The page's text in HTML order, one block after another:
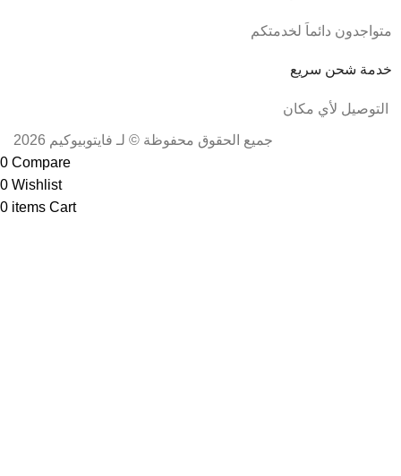
متواجدون دائماَ لخدمتكم
خدمة شحن سريع
جميع الحقوق محفوظة © لـ فايتوبيوكيم 2026
0 Compare
0 Wishlist
0 items Cart